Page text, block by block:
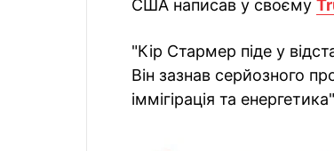
США написав у своєму
"Кір Стармер піде у
Він зазнав серйозного
іммігірація та